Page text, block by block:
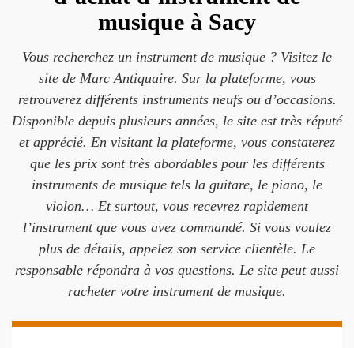
musique à Sacy
Vous recherchez un instrument de musique ? Visitez le
site de Marc Antiquaire. Sur la plateforme, vous
retrouverez différents instruments neufs ou d’occasions.
Disponible depuis plusieurs années, le site est très réputé
et apprécié. En visitant la plateforme, vous constaterez
que les prix sont très abordables pour les différents
instruments de musique tels la guitare, le piano, le
violon… Et surtout, vous recevrez rapidement
l’instrument que vous avez commandé. Si vous voulez
plus de détails, appelez son service clientèle. Le
responsable répondra à vos questions. Le site peut aussi
racheter votre instrument de musique.